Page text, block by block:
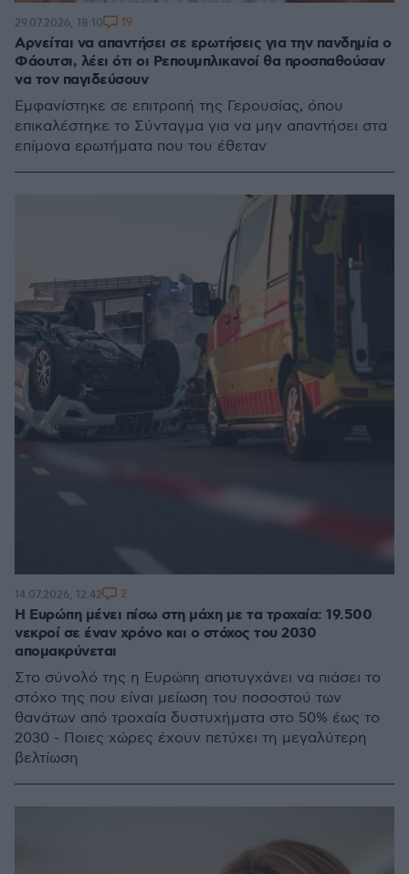
Αρνείται να απαντήσει σε ερωτήσεις για την πανδημία ο
Φάουτσι, λέει ότι οι Ρεπουμπλικανοί θα προσπαθούσαν
να τον παγιδεύσουν
Εμφανίστηκε σε επιτροπή της Γερουσίας, όπου
επικαλέστηκε το Σύνταγμα για να μην απαντήσει στα
επίμονα ερωτήματα που του έθεταν
29.07.2026, 18:10 19
Η Ευρώπη μένει πίσω στη μάχη με τα τροχαία: 19.500
νεκροί σε έναν χρόνο και ο στόχος του 2030
απομακρύνεται
Στο σύνολό της η Ευρώπη αποτυγχάνει να πιάσει το
στόχο της που είναι μείωση του ποσοστού των
θανάτων από τροχαία δυστυχήματα στο 50% έως το
2030 - Ποιες χώρες έχουν πετύχει τη μεγαλύτερη
βελτίωση
14.07.2026, 12:42 2